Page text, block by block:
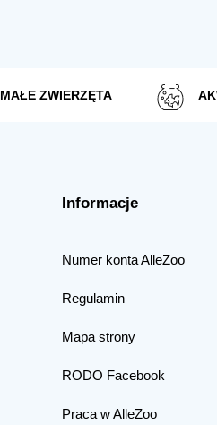
MAŁE ZWIERZĘTA
Informacje
Numer konta AlleZoo
Regulamin
Mapa strony
RODO Facebook
Praca w AlleZoo